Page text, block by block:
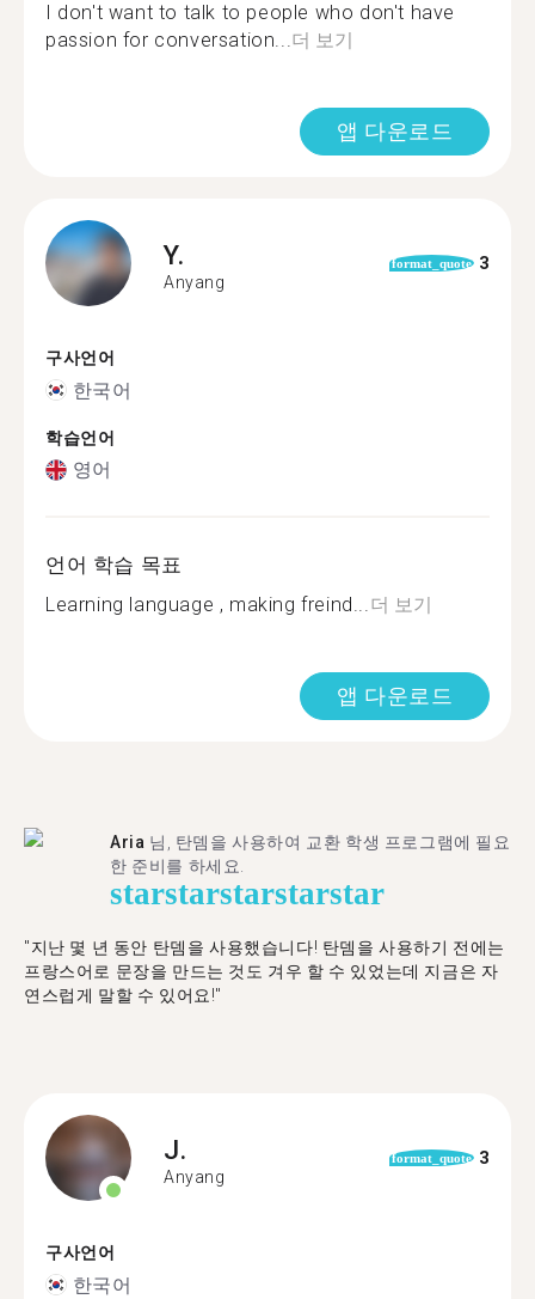
I don't want to talk to people who don't have
passion for conversation...더 보기
앱 다운로드
Y.
Anyang
format_quote 3
구사언어
한국어
학습언어
영어
언어 학습 목표
Learning language , making freind...더 보기
앱 다운로드
Aria 님, 탄뎀을 사용하여 교환 학생 프로그램에 필요
한 준비를 하세요.
starstarstarstarstar
"​​지난 몇 년 동안 탄뎀을 사용했습니다! 탄뎀을 사용하기 전에는
프랑스어로 문장을 만드는 것도 겨우 할 수 있었는데 지금은 자
연스럽게 말할 수 있어요!"
J.
Anyang
format_quote 3
구사언어
한국어